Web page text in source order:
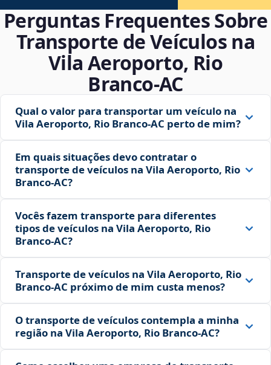
Perguntas Frequentes Sobre
Transporte de Veículos na
Vila Aeroporto, Rio
Branco‑AC
Qual o valor para transportar um veículo na
Vila Aeroporto, Rio Branco‑AC perto de mim?
Em quais situações devo contratar o
transporte de veículos na Vila Aeroporto, Rio
Branco‑AC?
Vocês fazem transporte para diferentes
tipos de veículos na Vila Aeroporto, Rio
Branco‑AC?
Transporte de veículos na Vila Aeroporto, Rio
Branco‑AC próximo de mim custa menos?
O transporte de veículos contempla a minha
região na Vila Aeroporto, Rio Branco‑AC?